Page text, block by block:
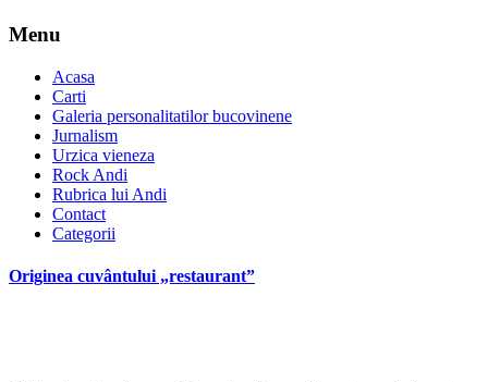
Menu
Acasa
Carti
Galeria personalitatilor bucovinene
Jurnalism
Urzica vieneza
Rock Andi
Rubrica lui Andi
Contact
Categorii
Originea cuvântului „restaurant”